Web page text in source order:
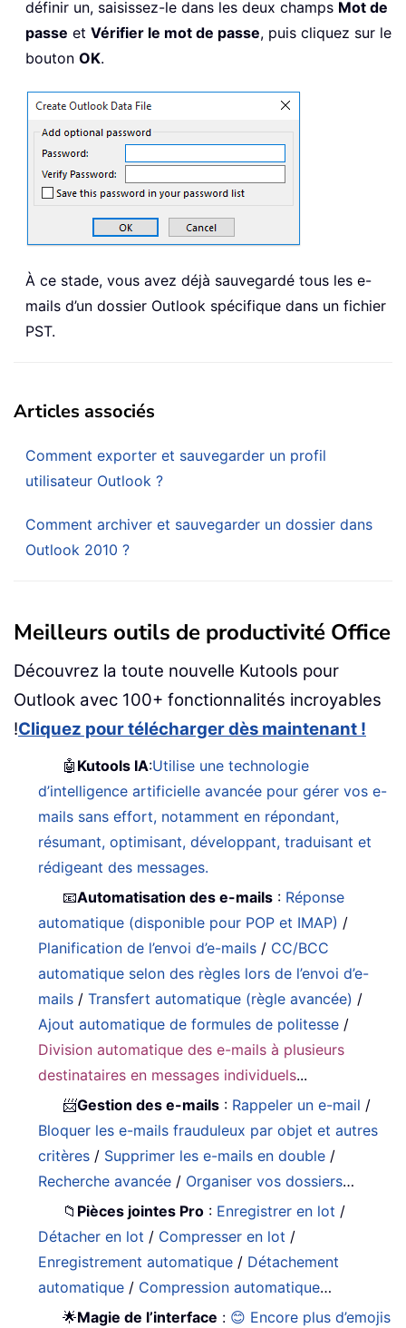
définir un, saisissez-le dans les deux champs Mot de
passe et Vérifier le mot de passe, puis cliquez sur le
bouton OK.
À ce stade, vous avez déjà sauvegardé tous les e-
mails d’un dossier Outlook spécifique dans un fichier
PST.
Articles associés
Comment exporter et sauvegarder un profil
utilisateur Outlook ?
Comment archiver et sauvegarder un dossier dans
Outlook 2010 ?
Meilleurs outils de productivité Office
Découvrez la toute nouvelle Kutools pour
Outlook avec 100+ fonctionnalités incroyables
!Cliquez pour télécharger dès maintenant !
🤖 Kutools IA:Utilise une technologie
d’intelligence artificielle avancée pour gérer vos e-
mails sans effort, notamment en répondant,
résumant, optimisant, développant, traduisant et
rédigeant des messages.
📧Automatisation des e-mails : Réponse
automatique (disponible pour POP et IMAP) /
Planification de l’envoi d’e-mails / CC/BCC
automatique selon des règles lors de l’envoi d’e-
mails /Transfert automatique (règle avancée) /
Ajout automatique de formules de politesse /
Division automatique des e-mails à plusieurs
destinataires en messages individuels...
📨Gestion des e-mails : Rappeler un e-mail /
Bloquer les e-mails frauduleux par objet et autres
critères / Supprimer les e-mails en double /
Recherche avancée / Organiser vos dossiers…
📁 Pièces jointes Pro : Enregistrer en lot /
Détacher en lot / Compresser en lot /
Enregistrement automatique / Détachement
automatique / Compression automatique…
🌟Magie de l’interface : 😊 Encore plus d’emojis